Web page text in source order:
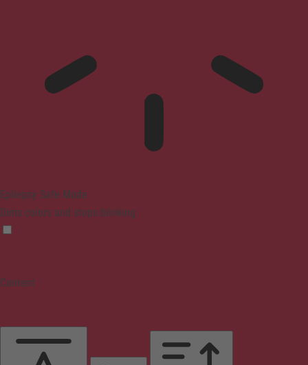
Epilepsy Safe Mode
Dims colors and stops blinking
Content